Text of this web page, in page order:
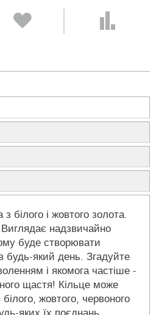
білого і жовтого золота.
надзвичайно
буде створювати
будь-який день. Згадуйте
і якомога частіше -
щастя! Кільце може
жовтого, червоного